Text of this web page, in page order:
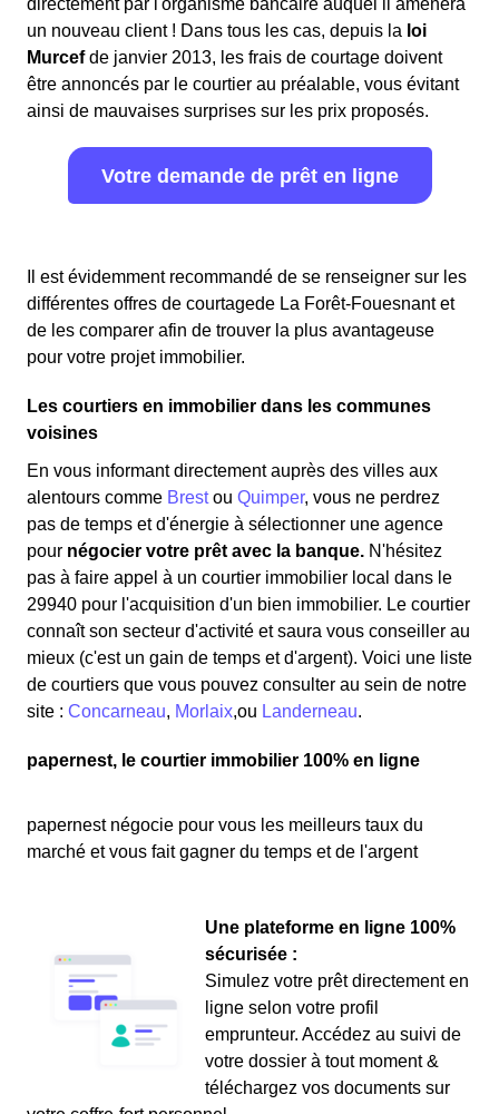
directement par l'organisme bancaire auquel il amènera
un nouveau client ! Dans tous les cas, depuis la loi
Murcefde janvier 2013, les frais de courtage doivent
être annoncés par le courtier au préalable, vous évitant
ainsi de mauvaises surprises sur les prix proposés.
Votre demande de prêt en ligne
Il est évidemment recommandé de se renseigner sur les
différentes offres de courtagede La Forêt-Fouesnant et
de les comparer afin de trouver la plus avantageuse
pour votre projet immobilier.
Les courtiers en immobilier dans les communes
voisines
En vous informant directement auprès des villes aux
alentours comme Brestou Quimper, vous ne perdrez
pas de temps et d'énergie à sélectionner une agence
pour négocier votre prêt avec la banque. N'hésitez
pas à faire appel à un courtier immobilier local dans le
29940 pour l'acquisition d'un bien immobilier. Le courtier
connaît son secteur d'activité et saura vous conseiller au
mieux (c'est un gain de temps et d'argent). Voici une liste
de courtiers que vous pouvez consulter au sein de notre
site : Concarneau, Morlaix,ou Landerneau.
papernest, le courtier immobilier 100% en ligne
papernest négocie pour vous les meilleurs taux du
marché et vous fait gagner du temps et de l'argent
Une plateforme en ligne 100%
sécurisée :
Simulez votre prêt directement en
ligne selon votre profil
emprunteur. Accédez au suivi de
votre dossier à tout moment &
téléchargez vos documents sur